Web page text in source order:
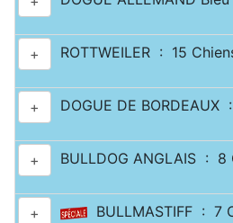
+ ROTTWEILER : 15
+ DOGUE DE
+ BULLDOG ANGLAIS : 8
+ BULLMASTIFF : 7